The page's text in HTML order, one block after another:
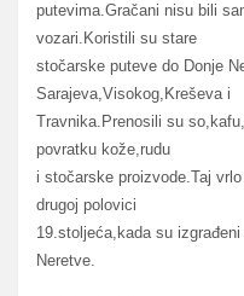
putevima.Gračani nisu bili
vozari.Koristili su stare
stočarske puteve do Donje
Sarajeva,Visokog,Kreševa i
Travnika.Prenosili su
povratku kože,rudu
i stočarske proizvode.Taj
drugoj polovici
19.stoljeća,kada su
Neretve.